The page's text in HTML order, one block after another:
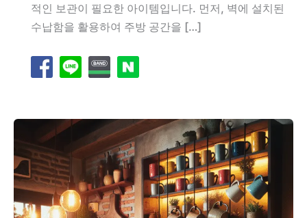
적인 보관이 필요한 아이템입니다. 먼저, 벽에 설치된
수납함을 활용하여 주방 공간을 […]